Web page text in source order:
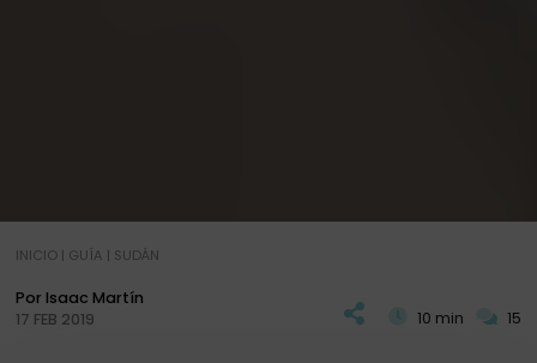
INICIO| GUÍA | SUDÁN
Por Isaac Martín
17 FEB 2019
10 min 15